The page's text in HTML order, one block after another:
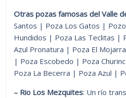
Otras pozas famosas del Valle
Santos | Poza Los Gatos |
Hundidos | Poza Las Teclitas |
Azul Pronatura | Poza El
| Poza Escobedo | Poza
Poza La Becerra | Poza Azul |
– Rio Los Mezquites: Un río